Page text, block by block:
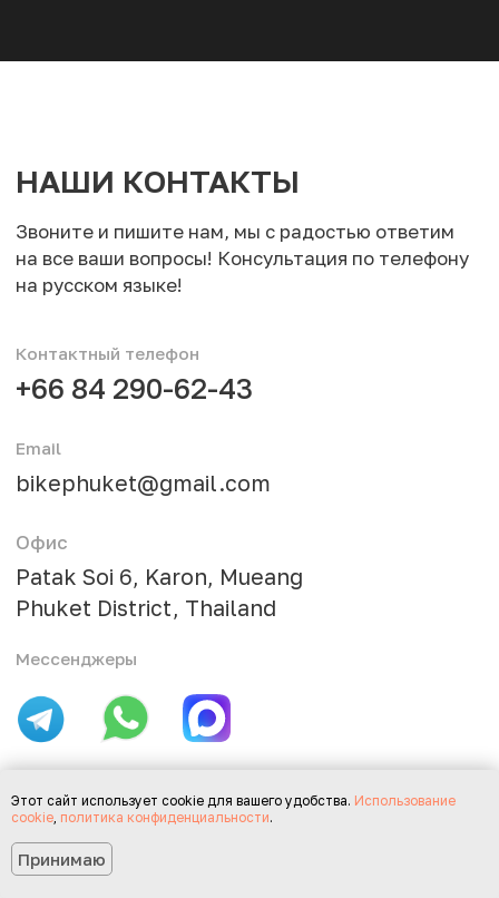
Этот сайт использует cookie для вашего удобства. Использование
cookie, политика конфиденциальности.
Принимаю